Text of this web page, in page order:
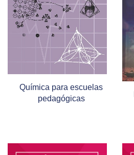
Química para escuelas
pedagógicas